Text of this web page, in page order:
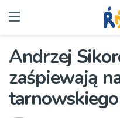
Andrzej
zaśpiewają